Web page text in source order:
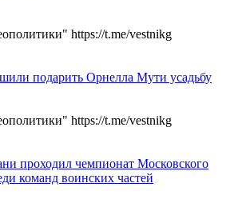
https://t.me/vestnikg
подарить Орнелла Мути усадьбу
https://t.me/vestnikg
проходил чемпионат Московского
команд воинских частей